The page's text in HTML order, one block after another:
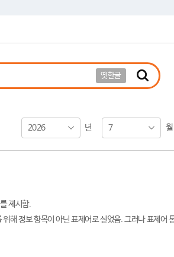
옛한글
2026 년 7 월
제시함.
해 정보 항목이 아닌 표제어로 실었음. 그러나 표제어